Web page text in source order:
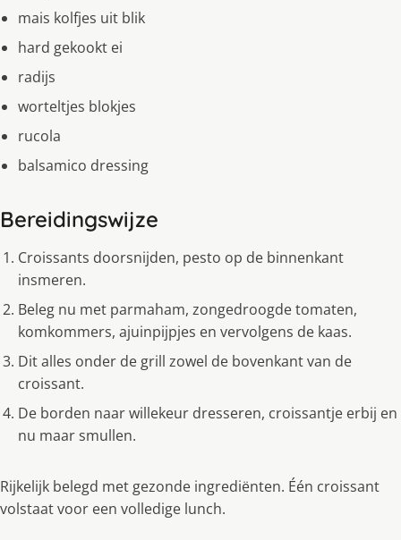
mais kolfjes uit blik
hard gekookt ei
radijs
worteltjes blokjes
rucola
balsamico dressing
Bereidingswijze
Croissants doorsnijden, pesto op de binnenkant
insmeren.
Beleg nu met parmaham, zongedroogde tomaten,
komkommers, ajuinpijpjes en vervolgens de kaas.
Dit alles onder de grill zowel de bovenkant van de
croissant.
De borden naar willekeur dresseren, croissantje erbij en
nu maar smullen.
Rijkelijk belegd met gezonde ingrediënten. Één croissant
volstaat voor een volledige lunch.